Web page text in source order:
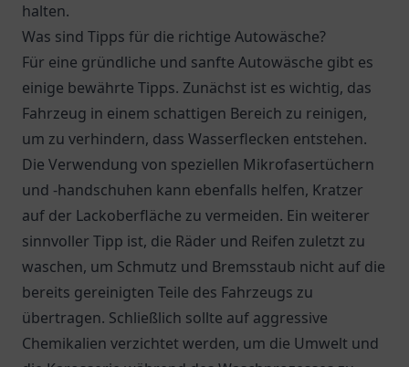
halten.
Was sind Tipps für die richtige Autowäsche?
Für eine gründliche und sanfte Autowäsche gibt es
einige bewährte Tipps. Zunächst ist es wichtig, das
Fahrzeug in einem schattigen Bereich zu reinigen,
um zu verhindern, dass Wasserflecken entstehen.
Die Verwendung von speziellen Mikrofasertüchern
und -handschuhen kann ebenfalls helfen, Kratzer
auf der Lackoberfläche zu vermeiden. Ein weiterer
sinnvoller Tipp ist, die Räder und Reifen zuletzt zu
waschen, um Schmutz und Bremsstaub nicht auf die
bereits gereinigten Teile des Fahrzeugs zu
übertragen. Schließlich sollte auf aggressive
Chemikalien verzichtet werden, um die Umwelt und